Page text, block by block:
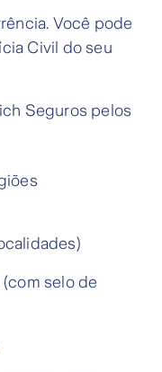
Você pode
Civil do seu
Seguros pelos
(com selo de